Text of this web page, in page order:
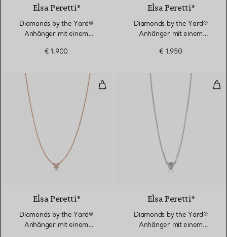
Elsa Peretti®
Diamonds by the Yard®
Anhänger mit einem
€ 1.900
Elsa Peretti®
Diamonds by the Yard®
Anhänger mit einem
€ 1.950
Diamonds by the Yard®
Elsa Peretti®
Diamonds by the Yard®
Anhänger mit einem
Elsa Peretti®
Diamonds by the Yard®
Anhänger mit einem